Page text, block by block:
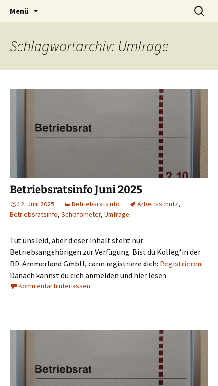
Menü
Suchen
nach:
Schlagwortarchiv: Umfrage
Betriebsratsinfo Juni 2025
12. Juni 2025 Betriebsratsinfo Arbeitsschutz,
Betriebsratsinfo, Schlafometer, Umfrage
Tut uns leid, aber dieser Inhalt steht nur
Betriebsangehörigen zur Verfügung. Bist du Kolleg*in der
RD-Ammerland GmbH, dann registriere dich: Registrieren.
Danach kannst du dich anmelden und hier lesen.
Kommentar hinterlassen